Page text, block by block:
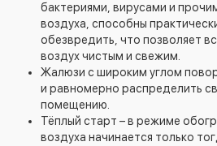
бактериями, вирусами и
воздуха, способны
обезвредить, что позволяет
воздух чистым и свежим.
Жалюзи с широким углом
и равномерно распределить
помещению.
Тёплый старт – в режиме
воздуха начинается только